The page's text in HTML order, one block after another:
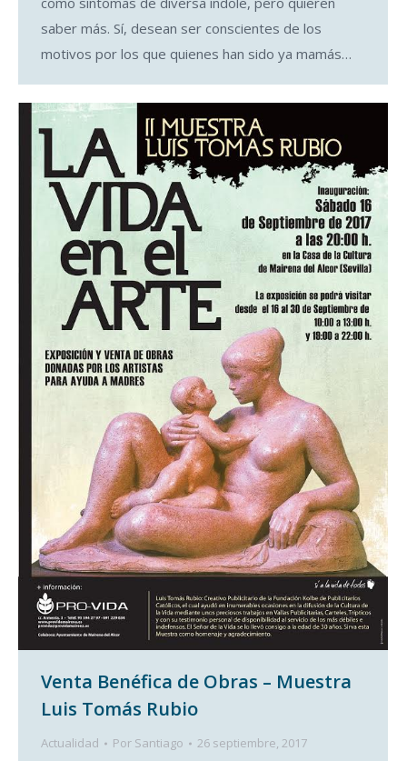
saber más. Sí, desean ser conscientes de los
motivos por los que quienes han sido ya mamás…
Venta Benéfica de Obras – Muestra
Luis Tomás Rubio
Actualidad Por Santiago 26 septiembre, 2017